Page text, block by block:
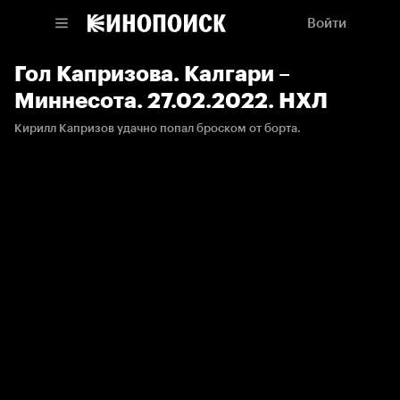
Войти
Гол Капризова. Калгари –
Миннесота. 27.02.2022. НХЛ
Кирилл Капризов удачно попал броском от борта.